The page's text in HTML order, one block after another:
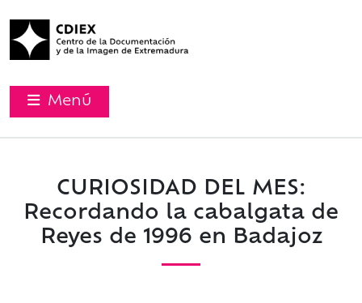
Menú
CURIOSIDAD DEL MES:
Recordando la cabalgata de
Reyes de 1996 en Badajoz